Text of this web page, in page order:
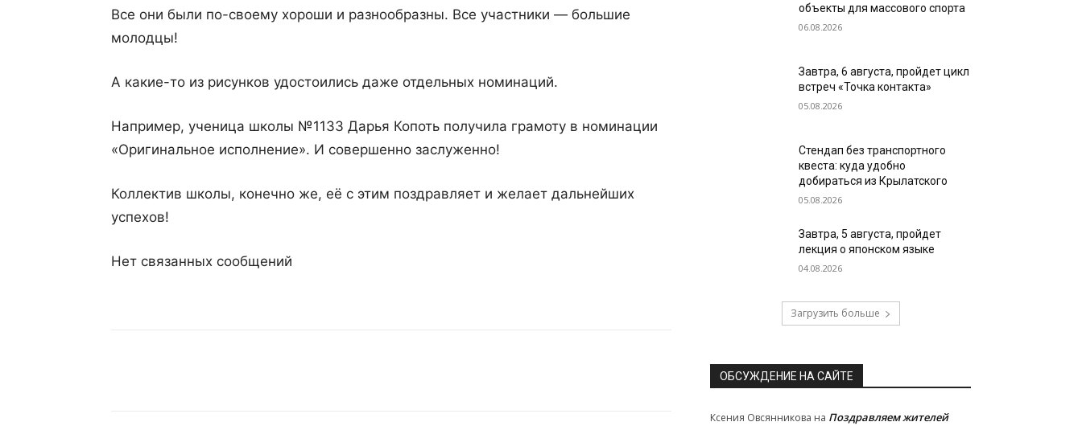
Все они были по-своему хороши и разнообразны. Все участники — большие
молодцы!
А какие-то из рисунков удостоились даже отдельных номинаций.
Например, ученица школы №1133 Дарья Копоть получила грамоту в номинации
«Оригинальное исполнение». И совершенно заслуженно!
Коллектив школы, конечно же, её с этим поздравляет и желает дальнейших
успехов!
Нет связанных сообщений
объекты для массового спорта
06.08.2026
Завтра, 6 августа, пройдет цикл
встреч «Точка контакта»
05.08.2026
Стендап без транспортного
квеста: куда удобно
добираться из Крылатского
05.08.2026
Завтра, 5 августа, пройдет
лекция о японском языке
04.08.2026
Загрузить больше
ОБСУЖДЕНИЕ НА САЙТЕ
Ксения Овсянникова на Поздравляем жителей